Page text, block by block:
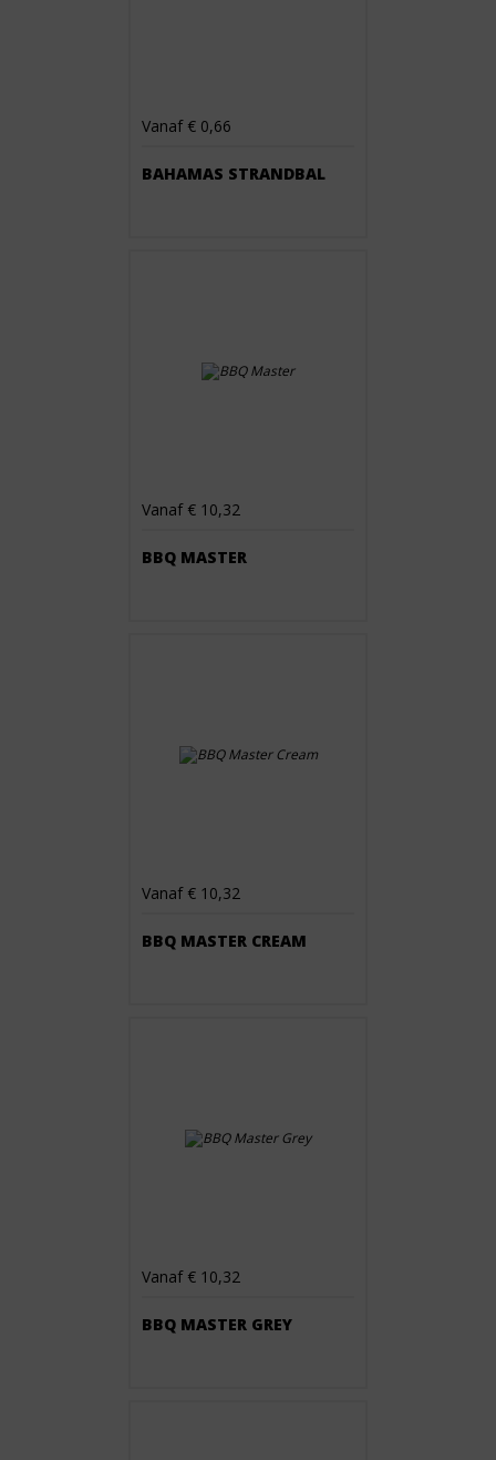
Vanaf € 0,66
BAHAMAS STRANDBAL
Vanaf € 10,32
BBQ MASTER
Vanaf € 10,32
BBQ MASTER CREAM
Vanaf € 10,32
BBQ MASTER GREY